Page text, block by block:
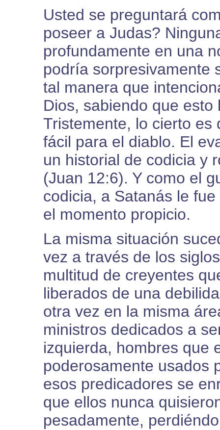
Usted se preguntará
poseer a Judas?
profundamente en una
podría sorpresivamente
tal manera que
Dios, sabiendo que
Tristemente, lo cierto es
fácil para el diablo. El
un historial de codicia y
(Juan 12:6). Y como el
codicia, a Satanás le
el momento propicio.
La misma situación
vez a través de los
multitud de creyentes
liberados de una
otra vez en la misma
ministros dedicados a
izquierda, hombres que
poderosamente usados
esos predicadores se
que ellos nunca
pesadamente,